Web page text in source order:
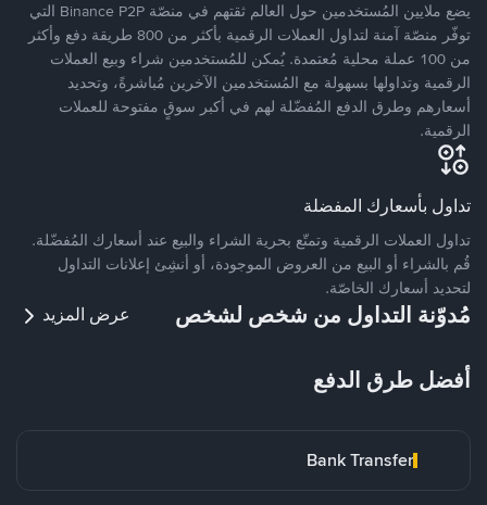
يضع ملايين المُستخدمين حول العالم ثقتهم في منصّة Binance P2P التي
توفّر منصّة آمنة لتداول العملات الرقمية بأكثر من 800 طريقة دفع وأكثر
من 100 عملة محلية مُعتمدة. يُمكن للمُستخدمين شراء وبيع العملات
الرقمية وتداولها بسهولة مع المُستخدمين الآخرين مُباشرةً، وتحديد
أسعارهم وطرق الدفع المُفضّلة لهم في أكبر سوقٍ مفتوحة للعملات
الرقمية.
تداول بأسعارك المفضلة
تداول العملات الرقمية وتمتّع بحرية الشراء والبيع عند أسعارك المُفضّلة.
قُم بالشراء أو البيع من العروض الموجودة، أو أنشِئ إعلانات التداول
لتحديد أسعارك الخاصّة.
مُدوّنة التداول من شخص لشخص عرض المزيد
أفضل طرق الدفع
Bank Transfer